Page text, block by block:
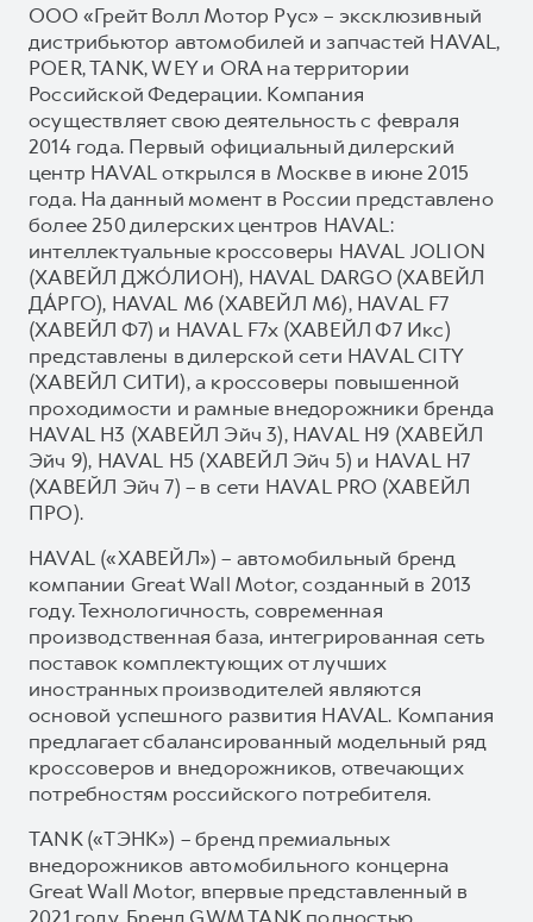
ООО «Грейт Волл Мотор Рус» – эксклюзивный
дистрибьютор автомобилей и запчастей HAVAL,
POER, TANK, WEY и ORA на территории
Российской Федерации. Компания
осуществляет свою деятельность с февраля
2014 года. Первый официальный дилерский
центр HAVAL открылся в Москве в июне 2015
года. На данный момент в России представлено
более 250 дилерских центров HAVAL:
интеллектуальные кроссоверы HAVAL JOLION
(ХАВЕЙЛ ДЖО́ЛИОН), HAVAL DARGO (ХАВЕЙЛ
ДА́РГО), HAVAL М6 (ХАВЕЙЛ M6), HAVAL F7
(ХАВЕЙЛ Ф7) и HAVAL F7x (ХАВЕЙЛ Ф7 Икс)
представлены в дилерской сети HAVAL CITY
(ХАВЕЙЛ СИТИ), а кроссоверы повышенной
проходимости и рамные внедорожники бренда
HAVAL H3 (ХАВЕЙЛ Эйч 3), HAVAL H9 (ХАВЕЙЛ
Эйч 9), HAVAL H5 (ХАВЕЙЛ Эйч 5) и HAVAL H7
(ХАВЕЙЛ Эйч 7) – в сети HAVAL PRO (ХАВЕЙЛ
ПРО).
HAVAL («ХАВЕЙЛ») – автомобильный бренд
компании Great Wall Motor, созданный в 2013
году. Технологичность, современная
производственная база, интегрированная сеть
поставок комплектующих от лучших
иностранных производителей являются
основой успешного развития HAVAL. Компания
предлагает сбалансированный модельный ряд
кроссоверов и внедорожников, отвечающих
потребностям российского потребителя.
TANK («ТЭНК») – бренд премиальных
внедорожников автомобильного концерна
Great Wall Motor, впервые представленный в